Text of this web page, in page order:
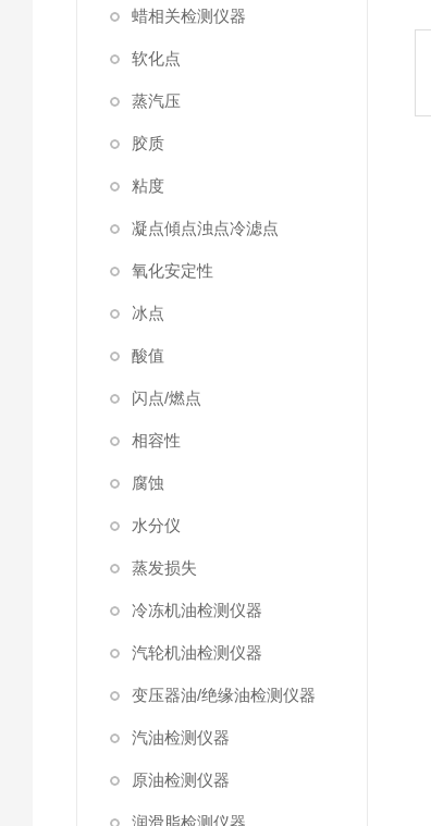
蜡相关检测仪器
软化点
蒸汽压
胶质
粘度
凝点傾点浊点冷滤点
氧化安定性
冰点
酸值
闪点/燃点
相容性
腐蚀
水分仪
蒸发损失
冷冻机油检测仪器
汽轮机油检测仪器
变压器油/绝缘油检测仪器
汽油检测仪器
原油检测仪器
润滑脂检测仪器